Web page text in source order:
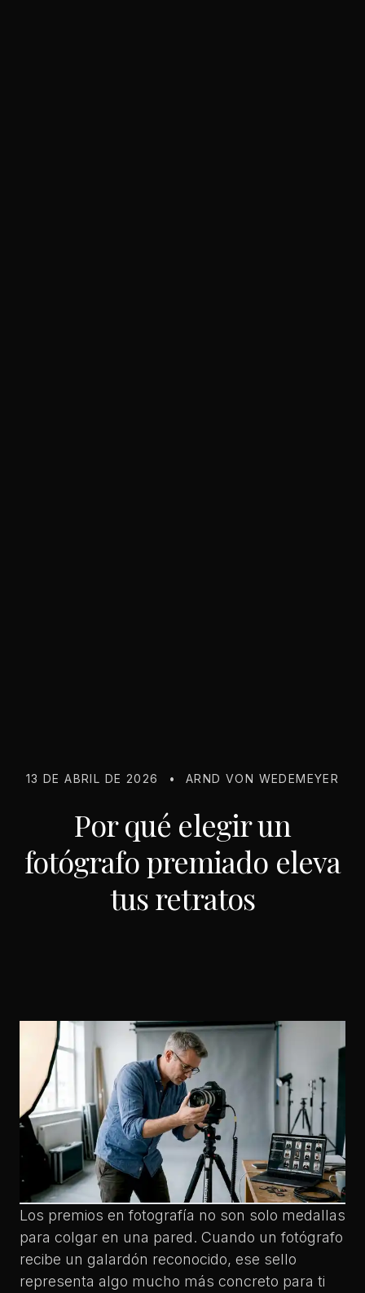
13 DE ABRIL DE 2026 • ARND VON WEDEMEYER
Por qué elegir un
fotógrafo premiado eleva
tus retratos
Los premios en fotografía no son solo medallas
para colgar en una pared. Cuando un fotógrafo
recibe un galardón reconocido, ese sello
representa algo mucho más concreto para ti